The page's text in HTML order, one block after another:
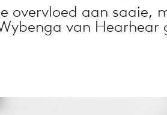
overvloed aan saaie,
van